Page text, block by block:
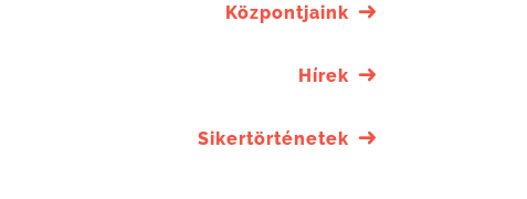
Központjaink
Hírek
Sikertörténetek